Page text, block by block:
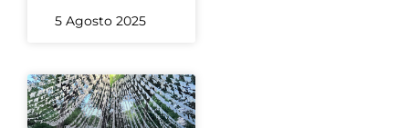
5 Agosto 2025